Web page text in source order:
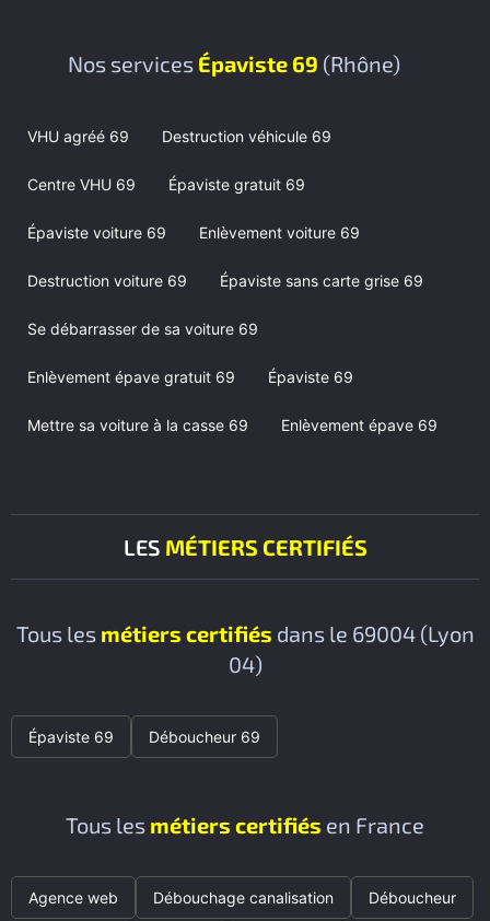
Nos services Épaviste 69 (Rhône)
VHU agréé 69 Destruction véhicule 69
Centre VHU 69 Épaviste gratuit 69
Épaviste voiture 69 Enlèvement voiture 69
Destruction voiture 69 Épaviste sans carte grise 69
Se débarrasser de sa voiture 69
Enlèvement épave gratuit 69 Épaviste 69
Mettre sa voiture à la casse 69 Enlèvement épave 69
LES MÉTIERS CERTIFIÉS
Tous les métiers certifiés dans le 69004 (Lyon
04)
Épaviste 69 Déboucheur 69
Tous les métiers certifiés en France
Agence web Débouchage canalisation Déboucheur